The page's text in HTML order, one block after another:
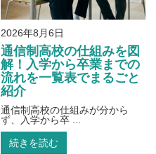
2026年8月6日
通信制高校の仕組みを図
解！入学から卒業までの
流れを一覧表でまるごと
紹介
通信制高校の仕組みが分から
ず、入学から卒 ...
続きを読む